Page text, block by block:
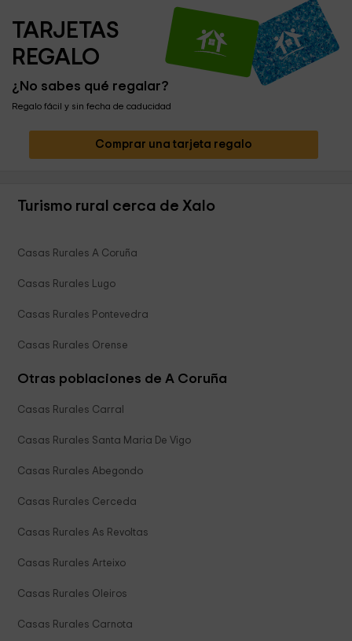
TARJETAS
REGALO
¿No sabes qué regalar?
Regalo fácil y sin fecha de caducidad
Comprar una tarjeta regalo
Turismo rural cerca de Xalo
Casas Rurales A Coruña
Casas Rurales Lugo
Casas Rurales Pontevedra
Casas Rurales Orense
Otras poblaciones de A Coruña
Casas Rurales Carral
Casas Rurales Santa Maria De Vigo
Casas Rurales Abegondo
Casas Rurales Cerceda
Casas Rurales As Revoltas
Casas Rurales Arteixo
Casas Rurales Oleiros
Casas Rurales Carnota